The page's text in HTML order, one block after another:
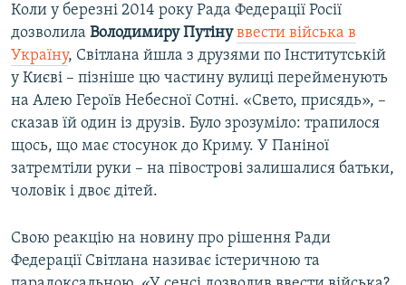
Коли у березні 2014 року Рада Федерації Росії
дозволила Володимиру Путіну ввести війська в
Україну, Світлана йшла з друзями по Інститутській
у Києві – пізніше цю частину вулиці перейменують
на Алею Героїв Небесної Сотні. «Свето, присядь», –
сказав їй один із друзів. Було зрозуміло: трапилося
щось, що має стосунок до Криму. У Паніної
затремтіли руки – на півострові залишалися батьки,
чоловік і двоє дітей.
Свою реакцію на новину про рішення Ради
Федерації Світлана називає істеричною та